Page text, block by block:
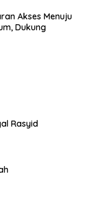
Akses Menuju
Dukung
Rasyid